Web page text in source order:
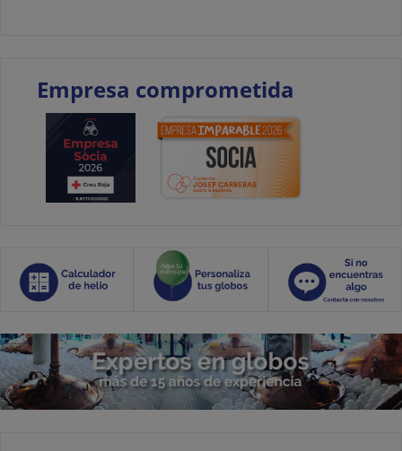
Empresa comprometida